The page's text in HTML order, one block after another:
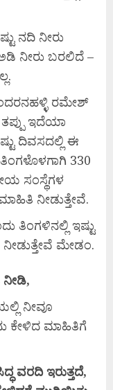
ನದಿ ನೀರು
ನೀರು ಬರಲಿದೆ –
ರಮೇಶ್
ಇದೆಯಾ
ದಿವಸದಲ್ಲಿ ಈ
330
ಸಂಸ್ಥೆಗಳ
ನೀಡುತ್ತೇವೆ.
ತಿಂಗಳಿನಲ್ಲಿ ಇಷ್ಟು
ಮೇಡಂ.
ನೀಡಿ,
ನೀವೂ
ಕೇಳಿದ ಮಾಹಿತಿಗೆ
ವರದಿಇರುತ್ತದೆ,